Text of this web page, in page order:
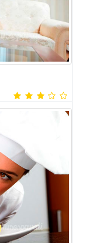
cliente en
al cliente
atención al